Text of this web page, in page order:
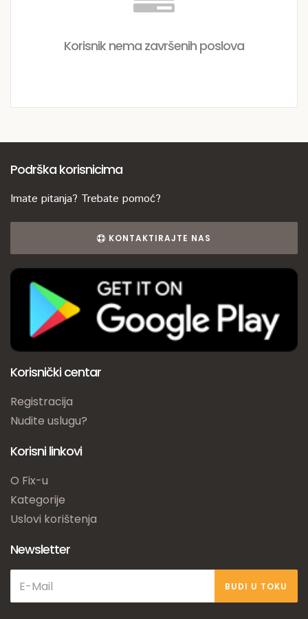
Korisnik nema završenih poslova
Podrška korisnicima
Imate pitanja? Trebate pomoć?
KONTAKTIRAJTE NAS
Korisnički centar
Registracija
Nudite uslugu?
Korisni linkovi
O Fix-u
Kategorije
Uslovi korištenja
Newsletter
BUDI U TOKU